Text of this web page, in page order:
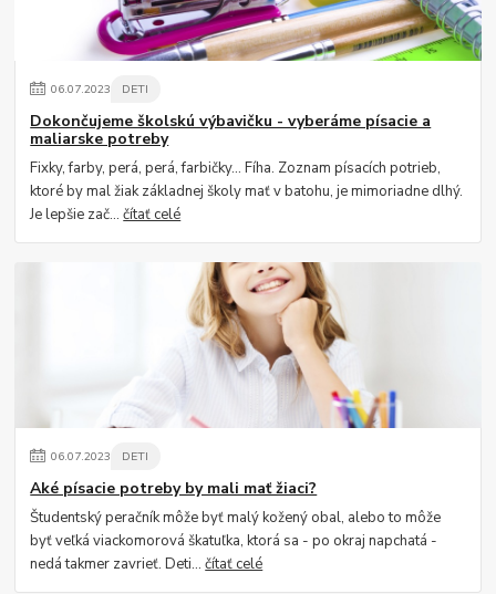
06.07.2023 DETI
Dokončujeme školskú výbavičku - vyberáme písacie a
maliarske potreby
Fixky, farby, perá, perá, farbičky... Fíha. Zoznam písacích potrieb,
ktoré by mal žiak základnej školy mať v batohu, je mimoriadne dlhý.
Je lepšie zač...čítať celé
06.07.2023 DETI
Aké písacie potreby by mali mať žiaci?
Študentský peračník môže byť malý kožený obal, alebo to môže
byť veľká viackomorová škatuľka, ktorá sa - po okraj napchatá -
nedá takmer zavrieť. Deti...čítať celé